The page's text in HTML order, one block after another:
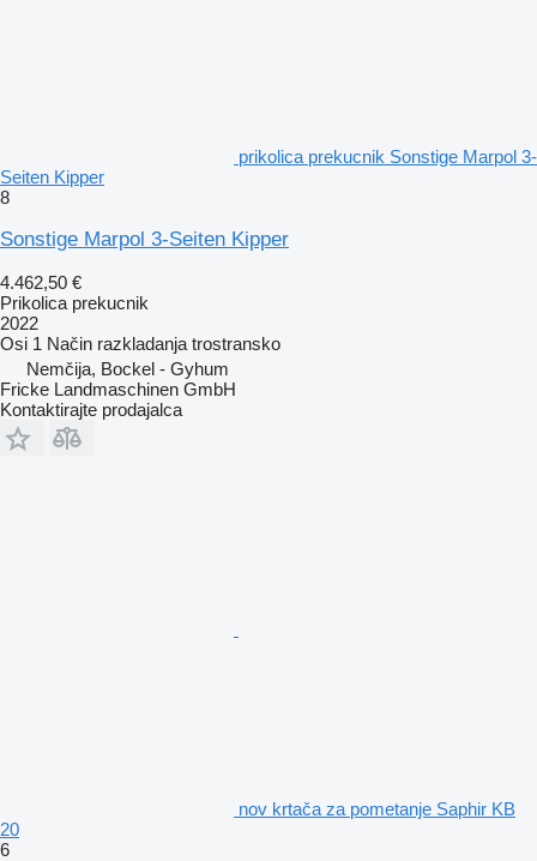
prikolica prekucnik Sonstige Marpol 3-
Seiten Kipper
8
Sonstige Marpol 3-Seiten Kipper
4.462,50 €
Prikolica prekucnik
2022
Osi 1 Način razkladanja trostransko
Nemčija, Bockel - Gyhum
Fricke Landmaschinen GmbH
Kontaktirajte prodajalca
nov krtača za pometanje Saphir KB
20
6